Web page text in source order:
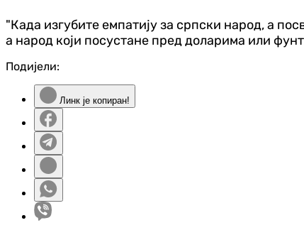
"Када изгубите емпатију за српски народ, а
а народ који посустане пред доларима или
Подијели:
Линк је копиран!